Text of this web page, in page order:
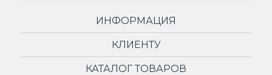
ИНФОРМАЦИЯ
КЛИЕНТУ
КАТАЛОГ ТОВАРОВ